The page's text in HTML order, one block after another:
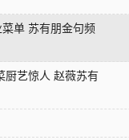
单 苏有朋金句频
厨艺惊人 赵薇苏有